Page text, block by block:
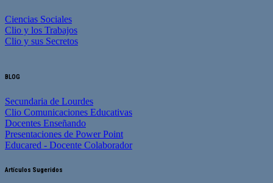
Ciencias Sociales
Clio y los Trabajos
Clio y sus Secretos
BLOG
Secundaria de Lourdes
Clio Comunicaciones Educativas
Docentes Enseñando
Presentaciones de Power Point
Educared - Docente Colaborador
Artículos Sugeridos